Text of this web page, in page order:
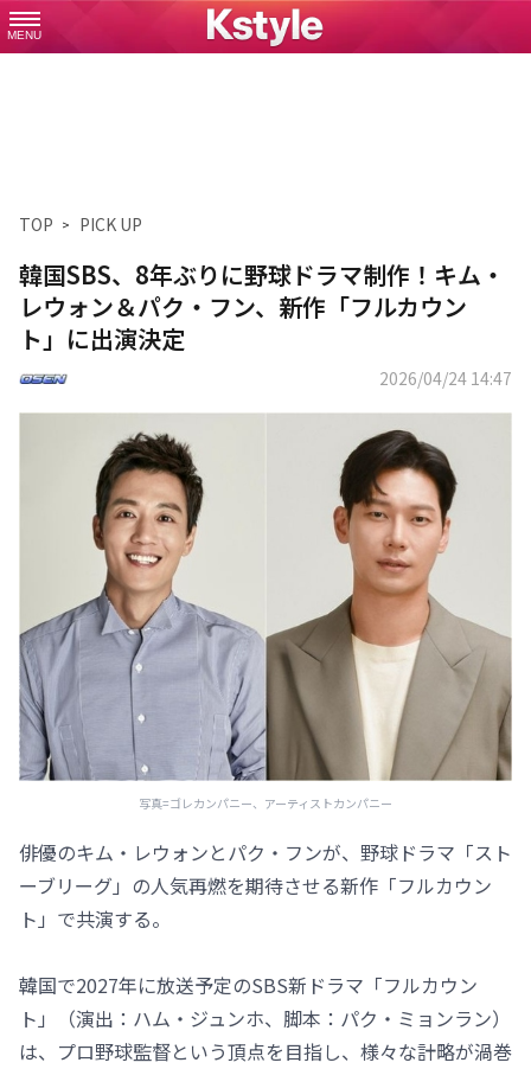
MENU
TOP PICK UP
韓国SBS、8年ぶりに野球ドラマ制作！キム・
レウォン＆パク・フン、新作「フルカウン
ト」に出演決定
2026/04/24 14:47
写真=ゴレカンパニー、アーティストカンパニー
俳優のキム・レウォンとパク・フンが、野球ドラマ「スト
ーブリーグ」の人気再燃を期待させる新作「フルカウン
ト」で共演する。
韓国で2027年に放送予定のSBS新ドラマ「フルカウン
ト」（演出：ハム・ジュンホ、脚本：パク・ミョンラン）
は、プロ野球監督という頂点を目指し、様々な計略が渦巻